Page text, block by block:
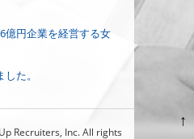
億円企業を経営する女
た。
Recruiters, Inc. All rights
↑